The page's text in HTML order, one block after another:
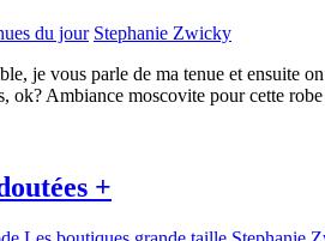
du jour Stephanie Zwicky
je vous parle de ma tenue et ensuite
ok? Ambiance moscovite pour cette
+